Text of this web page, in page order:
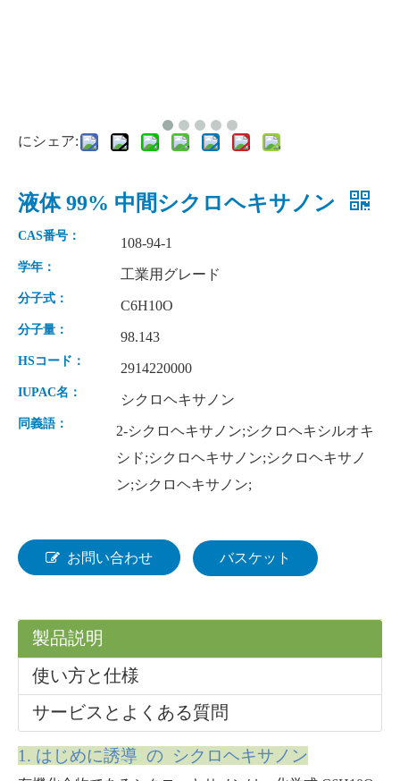
にシェア:
液体 99% 中間シクロヘキサノン
CAS番号： 108-94-1
学年： 工業用グレード
分子式： C6H10O
分子量： 98.143
HSコード： 2914220000
IUPAC名： シクロヘキサノン
同義語：
2-シクロヘキサノン;シクロヘキシルオキ
シド;シクロヘキサノン;シクロヘキサノ
ン;シクロヘキサノン;
お問い合わせ バスケット
製品説明
使い方と仕様
サービスとよくある質問
1. はじめに誘導 の シクロヘキサノン